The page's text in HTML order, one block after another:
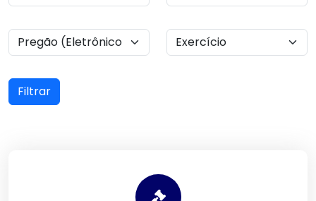
Filtrar